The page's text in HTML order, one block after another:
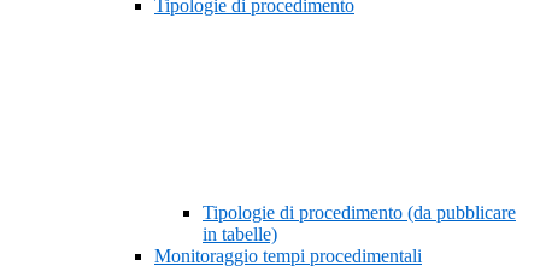
Tipologie di procedimento
Tipologie di procedimento (da pubblicare
in tabelle)
Monitoraggio tempi procedimentali